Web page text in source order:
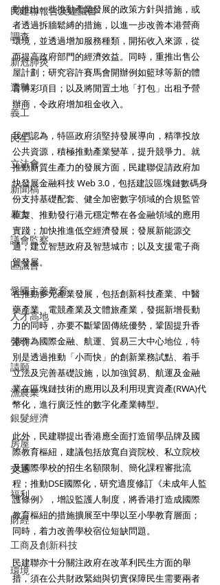
民建聯報告及建議書
調查
新冠肺炎
選舉
義工
民生
立法會
新聞稿
暴力
議會監察
區議會
愛國主義教育
人才高地
聲明
請願
漁農業
銀髮經濟
房屋
交通
福利
財經
工商及創新科技
環境
動推出一些推動產業發展的政策方針與措施，或
者透過拆牆鬆縛的措施，以進一步改善本港營商
環境，並透過增加服務種類，開拓收入來源，從
而提高政府部門的經濟效益。同時，重推出售公
屋計劃；研究容許賽馬會開辦例如籃球等新的體
育博彩項目；以及將閒置土地「打包」出租予營
辦商，令政府增加租金收入。
我們認為，特區政府須堅持發展導向，精準投放
公共資源，積極推動產業變革，提升競爭力。就
推動新質生產力的發展方面，民建聯促請政府加
快發展金融科技 Web 3.0，包括建設區塊鏈數碼身
份支持基礎配套、健全加密數字領域的合規監管
框架、推動發行港元穩定幣在各金融領域的應用
實踐；加快推進低空經濟發展；發展新能源交
通；建立智慧政府及智慧城市；以及支援電子商
貿發展。
在推動多元產業發展，包括創新科技產業、中醫
藥產業、電競產業及文體旅產業，發掘新增長動
力的同時，亦要不斷鞏固傳統優勢，鞏固提升香
港作為國際金融、航運、貿易三大中心地位，特
別是透過推動「小而快」的創新業務試點、着手
立法及完善基礎設施，以加強貿易、航運及金融
業在區塊鏈技術的應用以及利用現實資產(RWA)代
幣化，進行廣泛性的數字化產業轉型。
此外，民建聯提出香港應全面打造留學品牌及國
際教育樞紐，建議包括放寬自資院校、私立院校
及國際學校的招生名額限制、簡化課程審批流
程；推動DSE國際化，研究適度修訂《未成年人監
護條例》，增設監護人制度，將香港打造成國際
教育樞紐的措施擴展至中學以至小學教育層面；
同時，着力改善學校宿位短缺問題。
民建聯亦十分關注政府在改革利民生方面的舉
措，須在公共財政緊絀與切實保障民生需要兩者